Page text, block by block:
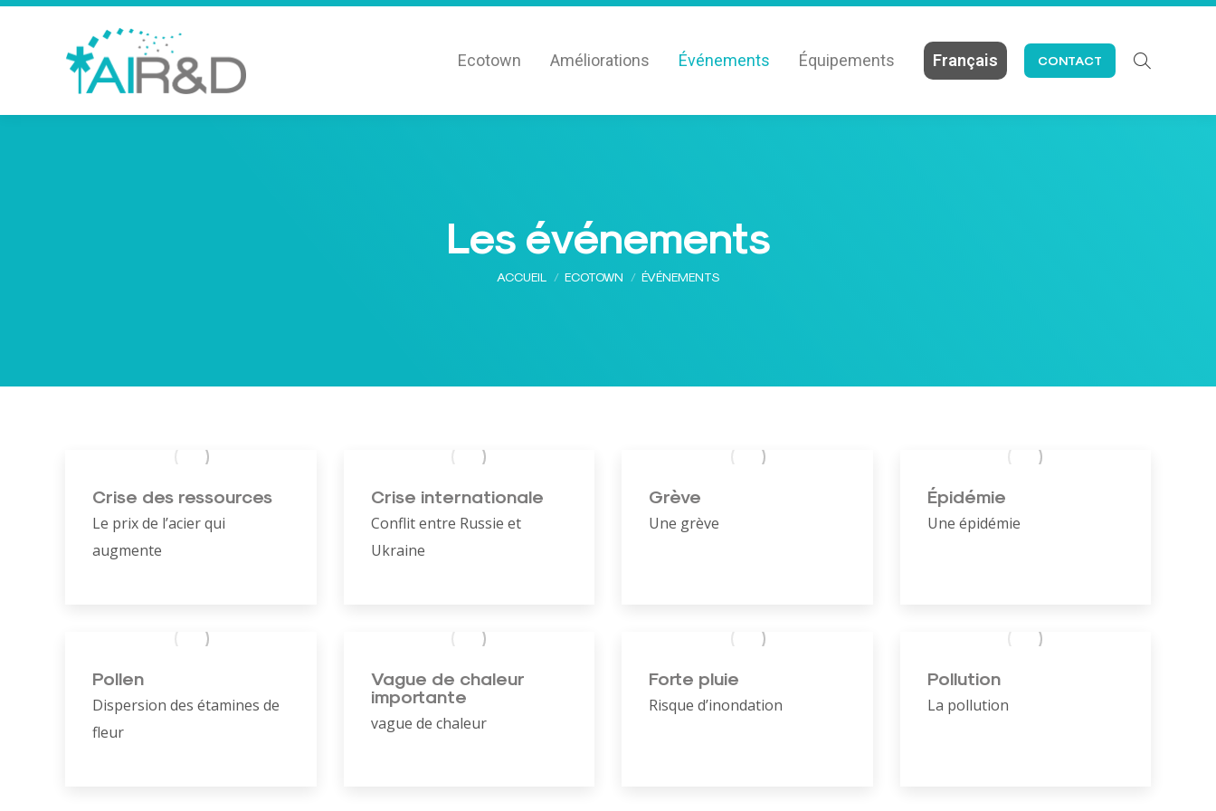
Ecotown Améliorations Événements Équipements Français CONTACT Search:
Les événements
Vous êtes ici :
ACCUEIL ECOTOWN ÉVÉNEMENTS
Crise des ressources
Le prix de l’acier qui
augmente
Crise internationale
Conflit entre Russie et
Ukraine
Grève
Une grève
Épidémie
Une épidémie
Pollen
Dispersion des étamines de
fleur
Vague de chaleur
importante
vague de chaleur
Forte pluie
Risque d’inondation
Pollution
La pollution